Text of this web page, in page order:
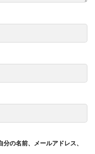
の名前、メールアドレス、